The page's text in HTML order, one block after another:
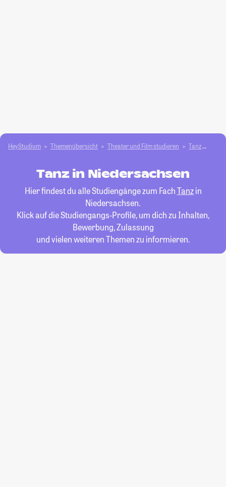
HeyStudium Themenübersicht Theater und Film studieren Tanz
Tanz in Niedersachsen
Hier findest du alle Studiengänge zum FachTanzin
Niedersachsen.
Klick auf die Studiengangs-Profile, um dich zu Inhalten,
Bewerbung, Zulassung
und vielen weiteren Themen zu informieren.